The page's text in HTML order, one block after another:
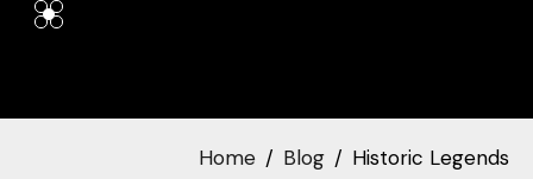
Home Blog Historic Legends